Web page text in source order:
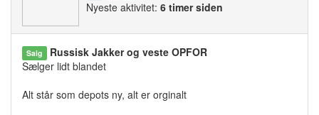
Nyeste aktivitet: 6 timer siden
Salg
Russisk Jakker og veste OPFOR
Sælger lidt blandet
Alt står som depots ny, alt er orginalt